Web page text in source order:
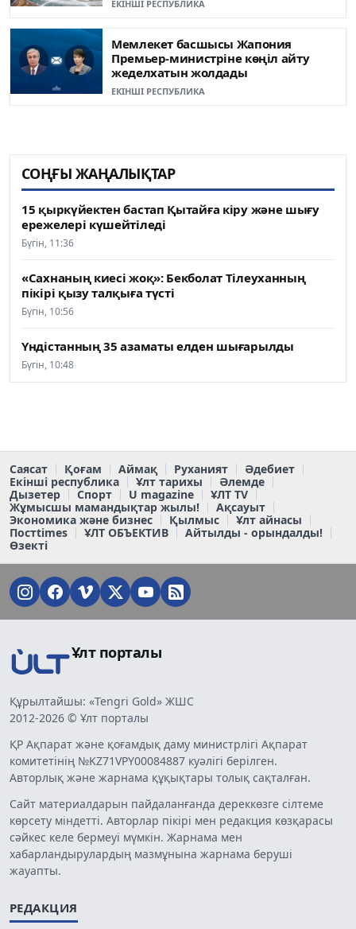
ЕКІНШІ РЕСПУБЛИКА
Мемлекет басшысы Жапония
Премьер-министріне көңіл айту
жеделхатын жолдады
ЕКІНШІ РЕСПУБЛИКА
СОҢҒЫ ЖАҢАЛЫҚТАР
15 қыркүйектен бастап Қытайға кіру және шығу
ережелері күшейтіледі
Бүгін, 11:36
«Сахнаның киесі жоқ»: Бекболат Тілеуханның
пікірі қызу талқыға түсті
Бүгін, 10:56
Үндістанның 35 азаматы елден шығарылды
Бүгін, 10:48
Саясат Қоғам Аймақ Руханият
Әдебиет
Екінші республика
Ұлт тарихы
Әлемде
Дызетер
Спорт U magazine
ҰЛТ TV
Жұмысшы мамандықтар жылы!
Ақсауыт
Экономика және бизнес
Қылмыс
Ұлт айнасы
Постtimes
ҰЛТ ОБЪЕКТИВ
Айтылды - орындалды!
Өзекті
Ұлт порталы
Құрылтайшы: «Tengri Gold» ЖШС
2012-2026 © Ұлт порталы
ҚР Ақпарат және қоғамдық даму министрлігі Ақпарат
комитетінің №KZ71VPY00084887 куәлігі берілген.
Авторлық және жарнама құқықтары толық сақталған.
Сайт материалдарын пайдаланғанда дереккөзге сілтеме
көрсету міндетті. Авторлар пікірі мен редакция көзқарасы
сәйкес келе бермеуі мүмкін. Жарнама мен
хабарландырулардың мазмұнына жарнама беруші
жауапты.
РЕДАКЦИЯ